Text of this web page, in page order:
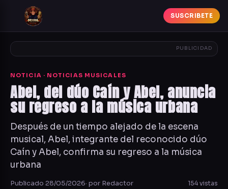
SUSCRIBETE
PUBLICIDAD
NOTICIA · NOTICIAS MUSICALES
Abel, del dúo Caín y Abel, anuncia
su regreso a la música urbana
Después de un tiempo alejado de la escena
musical, Abel, integrante del reconocido dúo
Caín y Abel, confirma su regreso a la música
urbana
Publicado 28/05/2026· por Redactor 154 vistas